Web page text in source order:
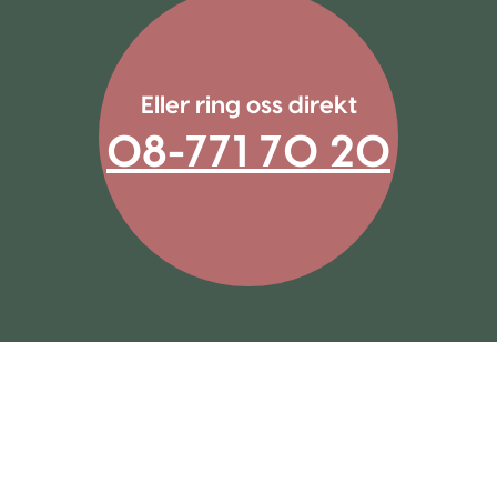
Eller ring oss direkt
08-771 70 20